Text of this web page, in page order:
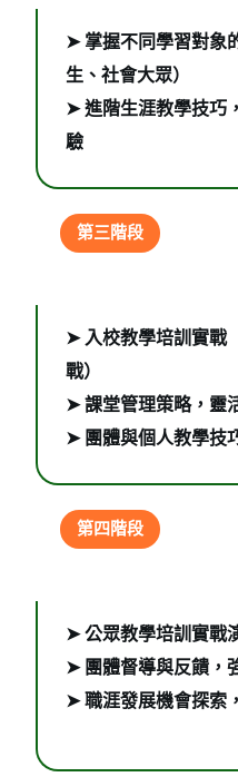
➤ 掌握不同學習對象
生、社會大眾）
➤ 進階生涯教學技巧
驗
第三階段
➤ 入校教學培訓實戰
戰）
➤ 課堂管理策略，靈
➤ 團體與個人教學技
第四階段
➤ 公眾教學培訓實戰
➤ 團體督導與反饋，
➤ 職涯發展機會探索